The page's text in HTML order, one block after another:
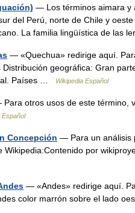
— Los términos aimara y
del Perú, norte de Chile y
La familia lingüística de las
— «Quechua» redirige aquí.
geográfica: Gran
Países …
Wikipedia Español
otros usos de este término,
Español
Concepción — Para un análisis
Wikipedia:Contenido por
— «Andes» redirige aquí.
color marrón sobre el lado